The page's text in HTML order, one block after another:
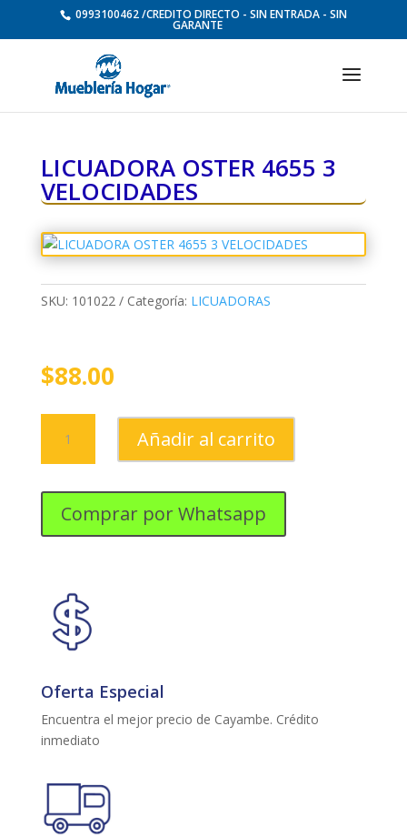
0993100462 /CREDITO DIRECTO - SIN ENTRADA - SIN
GARANTE
LICUADORA OSTER 4655 3
VELOCIDADES
SKU: 101022 Categoría: LICUADORAS
$88.00
OSTER
4655
VELOCIDADES
Añadir al carrito
Comprar por Whatsapp
Oferta Especial
Encuentra el mejor precio de Cayambe. Crédito
inmediato